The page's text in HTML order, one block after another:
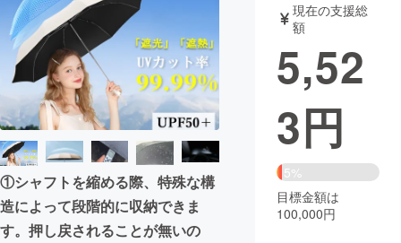
テクノロジー・ガジェット
映像・映画 書籍・雑誌
ビジネス・起業 チャレンジ
まちづくり・地域活性化
CAMPFIRE for Social Good
CAMPFIRE Creation
①シャフトを縮める際、特殊な構
造によって段階的に収納できま
す。押し戻されることが無いの
現在の支援総
額
5,52
3円
5%
目標金額は
100,000円